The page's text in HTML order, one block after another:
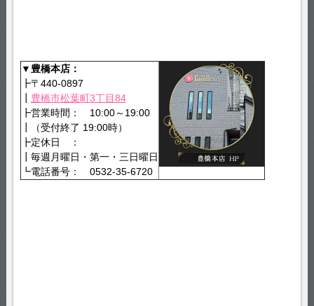
▼豊橋本店：
┣〒440-0897
豊橋市松葉町3丁目84
┣営業時間： 10:00～19:00
┃（受付終了 19:00時）
┣定休日 ：
┃毎週月曜日・第一・三日曜日
┗電話番号： 0532-35-6720